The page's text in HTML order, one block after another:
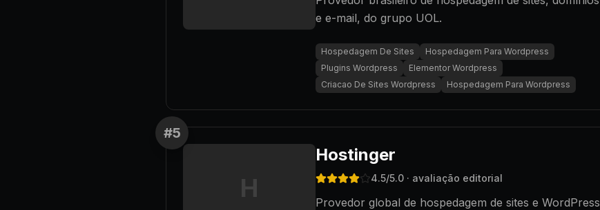
e e-mail, do grupo UOL.
Hospedagem De Sites
Hospedagem Para Wordpress
Plugins Wordpress
Elementor Wordpress
Criacao De Sites Wordpress
Hospedagem Para Wordpress
#5
H
Hostinger
4.5/5.0 · avaliação editorial
Provedor global de hospedagem de sites e WordPress